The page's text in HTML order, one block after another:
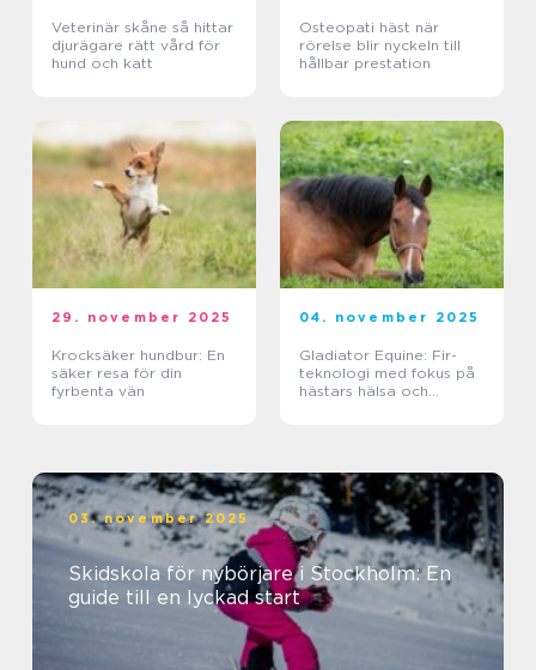
Veterinär skåne så hittar
djurägare rätt vård för
hund och katt
Osteopati häst när
rörelse blir nyckeln till
hållbar prestation
29. november 2025
Krocksäker hundbur: En
säker resa för din
fyrbenta vän
04. november 2025
Gladiator Equine: Fir-
teknologi med fokus på
hästars hälsa och
03. november 2025
Skidskola för nybörjare i Stockholm: En
guide till en lyckad start